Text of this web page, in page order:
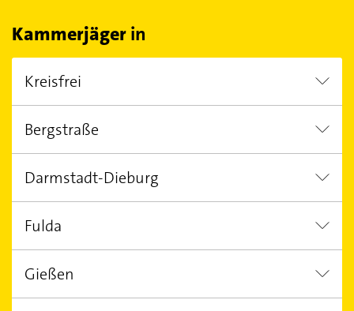
Kammerjägerin
Kreisfrei
Frankfurt am Main Darmstadt
Bergstraße
Hirschhorn (Neckar) Bürstadt
Darmstadt-Dieburg
Messel Alsbach-Hähnlein
Fulda
Fulda Ebersburg Künzell
Gießen